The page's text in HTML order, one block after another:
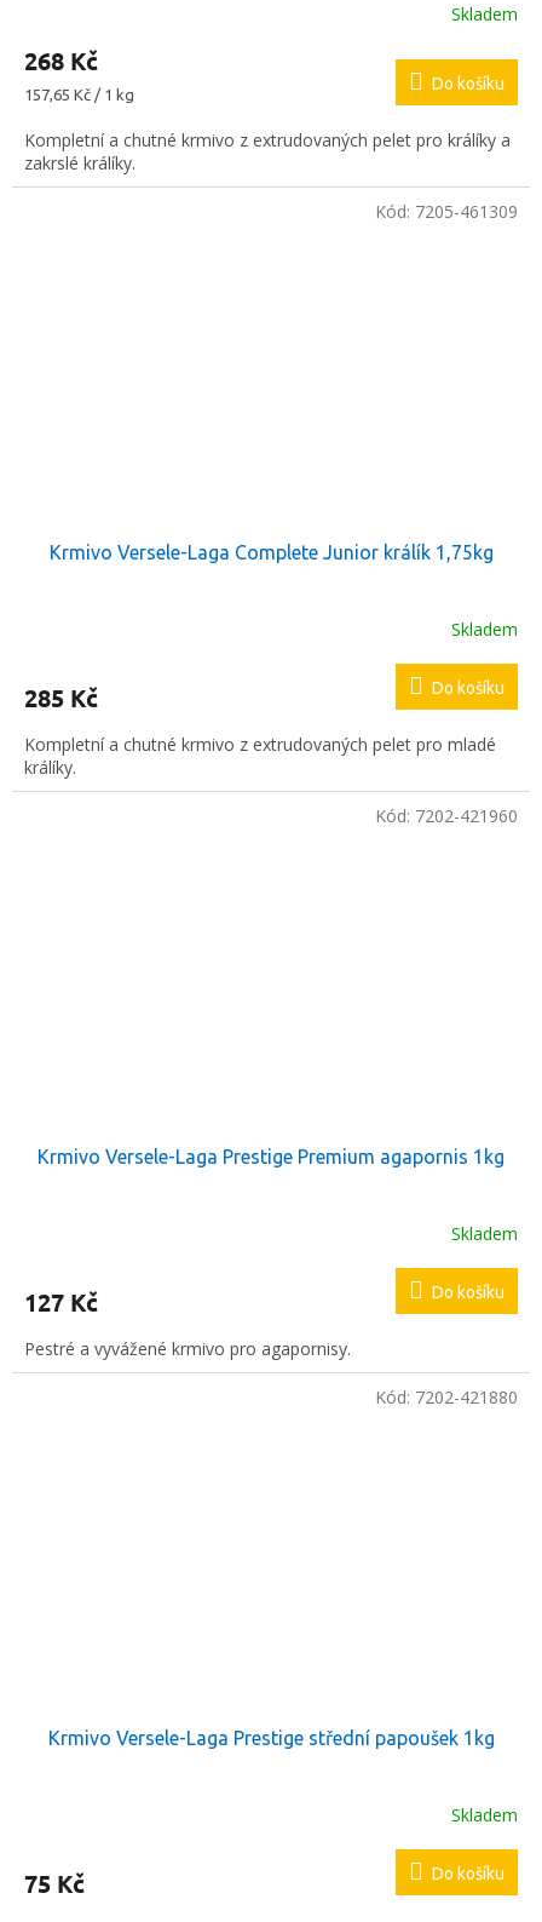
Skladem
268 Kč
Měrná
157,65 Kč / 1 kg
Do košíku
Kompletní a chutné krmivo z extrudovaných pelet pro králíky a
zakrslé králíky.
Krmivo Versele-Laga Complete Junior králík 1,75kg
Skladem
285 Kč Do košíku
Kompletní a chutné krmivo z extrudovaných pelet pro mladé
králíky.
Kód: 7205-461309
Krmivo Versele-Laga Prestige Premium agapornis 1kg
Skladem
127 Kč Do košíku
Pestré a vyvážené krmivo pro agapornisy.
Kód: 7202-421960
Krmivo Versele-Laga Prestige střední papoušek 1kg
Skladem
75 Kč Do košíku
Kód: 7202-421880